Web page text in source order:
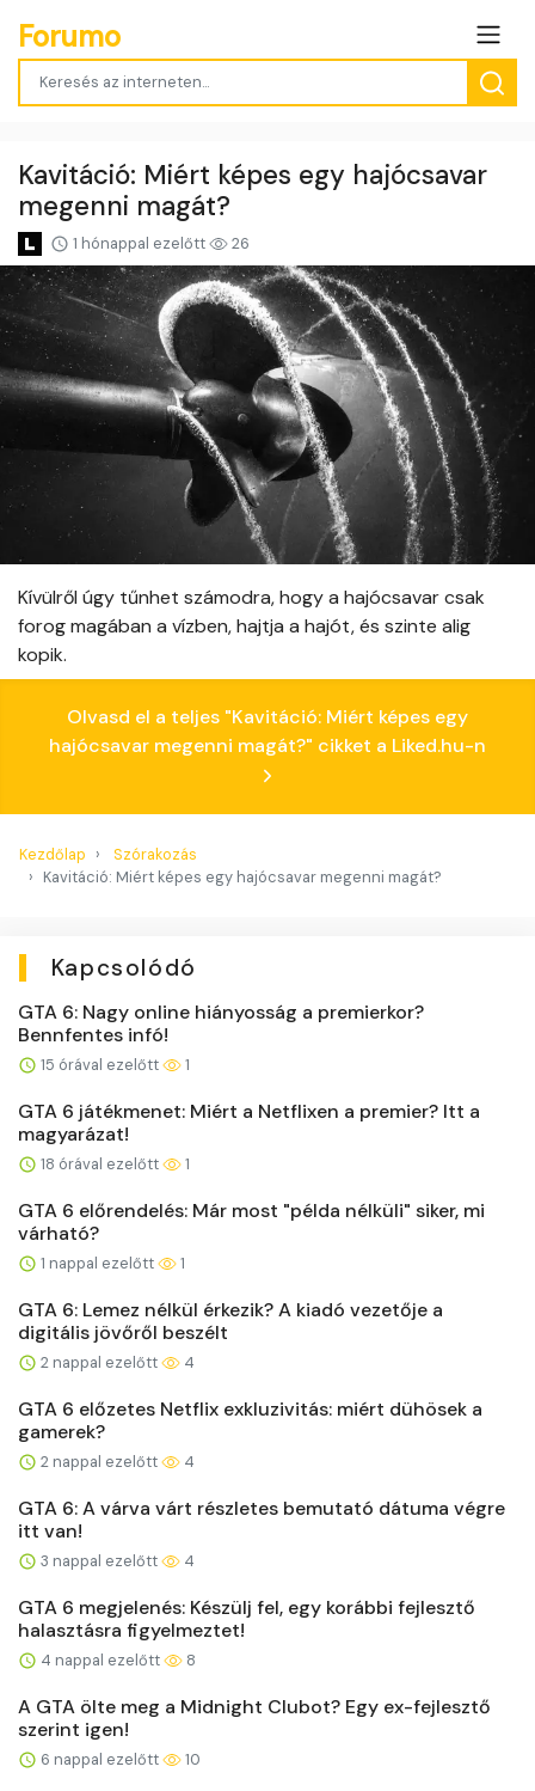
Forumo
Kavitáció: Miért képes egy hajócsavar
megenni magát?
1 hónappal ezelőtt 26
Kívülről úgy tűnhet számodra, hogy a hajócsavar csak
forog magában a vízben, hajtja a hajót, és szinte alig
kopik.
Olvasd el a teljes "Kavitáció: Miért képes egy
hajócsavar megenni magát?" cikket a Liked.hu-n
Kezdőlap
Szórakozás
Kavitáció: Miért képes egy hajócsavar megenni magát?
Kapcsolódó
GTA 6: Nagy online hiányosság a premierkor?
Bennfentes infó!
15 órával ezelőtt 1
GTA 6 játékmenet: Miért a Netflixen a premier? Itt a
magyarázat!
18 órával ezelőtt 1
GTA 6 előrendelés: Már most "példa nélküli" siker, mi
várható?
1 nappal ezelőtt 1
GTA 6: Lemez nélkül érkezik? A kiadó vezetője a
digitális jövőről beszélt
2 nappal ezelőtt 4
GTA 6 előzetes Netflix exkluzivitás: miért dühösek a
gamerek?
2 nappal ezelőtt 4
GTA 6: A várva várt részletes bemutató dátuma végre
itt van!
3 nappal ezelőtt 4
GTA 6 megjelenés: Készülj fel, egy korábbi fejlesztő
halasztásra figyelmeztet!
4 nappal ezelőtt 8
A GTA ölte meg a Midnight Clubot? Egy ex-fejlesztő
szerint igen!
6 nappal ezelőtt 10